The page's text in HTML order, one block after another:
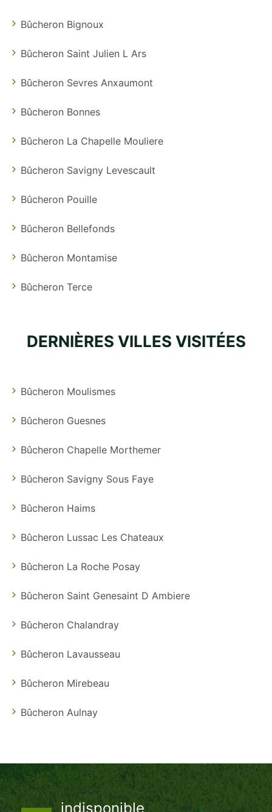
Bûcheron Bignoux
Bûcheron Saint Julien L Ars
Bûcheron Sevres Anxaumont
Bûcheron Bonnes
Bûcheron La Chapelle Mouliere
Bûcheron Savigny Levescault
Bûcheron Pouille
Bûcheron Bellefonds
Bûcheron Montamise
Bûcheron Terce
DERNIÈRES VILLES VISITÉES
Bûcheron Moulismes
Bûcheron Guesnes
Bûcheron Chapelle Morthemer
Bûcheron Savigny Sous Faye
Bûcheron Haims
Bûcheron Lussac Les Chateaux
Bûcheron La Roche Posay
Bûcheron Saint Genesaint D Ambiere
Bûcheron Chalandray
Bûcheron Lavausseau
Bûcheron Mirebeau
Bûcheron Aulnay
indisponible